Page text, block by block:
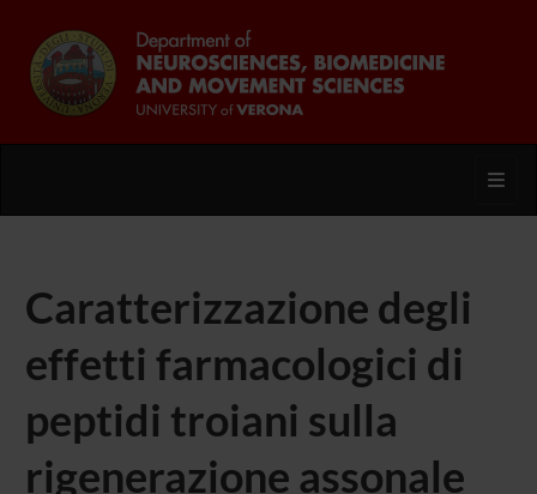
Caratterizzazione degli
effetti farmacologici di
peptidi troiani sulla
rigenerazione assonale